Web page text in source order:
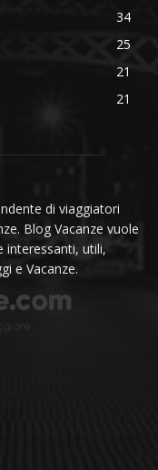
34
25
21
21
di viaggiatori
Blog Vacanze vuole
interessanti, utili,
e Vacanze.